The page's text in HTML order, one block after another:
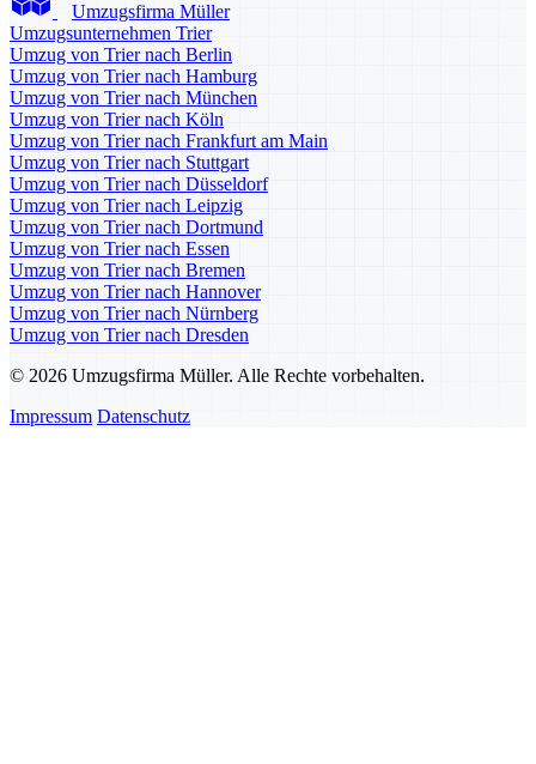
Umzugsfirma Müller
Umzugsunternehmen Trier
Umzug von Trier nach Berlin
Umzug von Trier nach Hamburg
Umzug von Trier nach München
Umzug von Trier nach Köln
Umzug von Trier nach Frankfurt am Main
Umzug von Trier nach Stuttgart
Umzug von Trier nach Düsseldorf
Umzug von Trier nach Leipzig
Umzug von Trier nach Dortmund
Umzug von Trier nach Essen
Umzug von Trier nach Bremen
Umzug von Trier nach Hannover
Umzug von Trier nach Nürnberg
Umzug von Trier nach Dresden
© 2026 Umzugsfirma Müller. Alle Rechte vorbehalten.
Impressum Datenschutz